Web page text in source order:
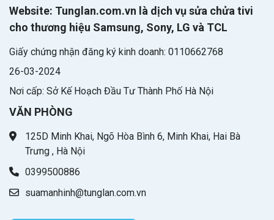
Website: Tunglan.com.vn là dịch vụ sửa chửa tivi
cho thương hiệu Samsung, Sony, LG và TCL
Giấy chứng nhận đăng ký kinh doanh: 0110662768
26-03-2024
Nơi cấp: Sở Kế Hoạch Đầu Tư Thành Phố Hà Nội
VĂN PHÒNG
125D Minh Khai, Ngõ Hòa Bình 6, Minh Khai, Hai Bà
Trưng , Hà Nội
0399500886
suamanhinh@tunglan.com.vn